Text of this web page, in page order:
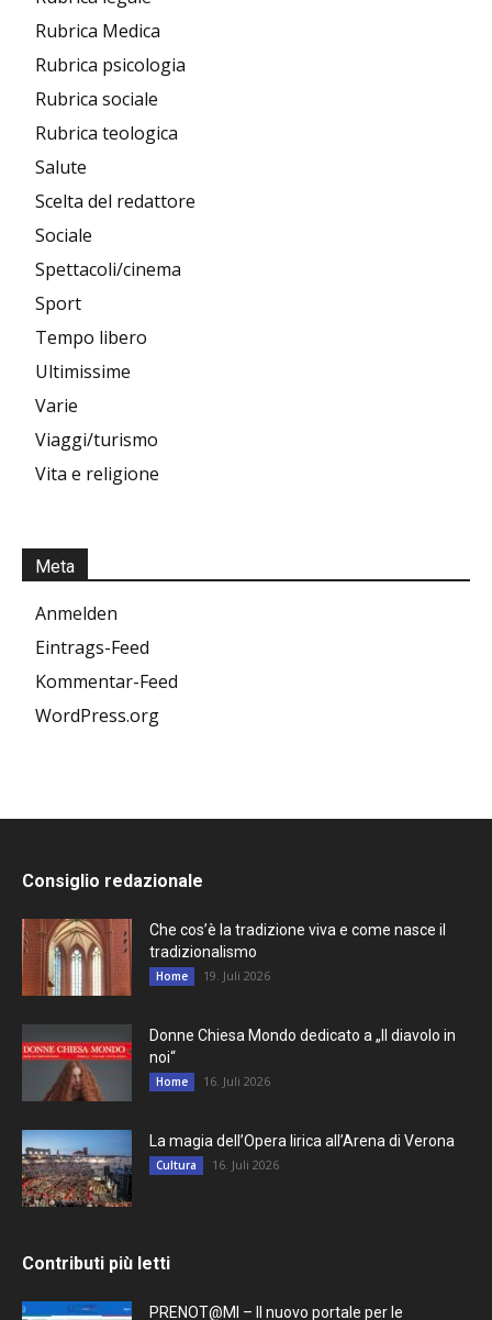
Rubrica Medica
Rubrica psicologia
Rubrica sociale
Rubrica teologica
Salute
Scelta del redattore
Sociale
Spettacoli/cinema
Sport
Tempo libero
Ultimissime
Varie
Viaggi/turismo
Vita e religione
Meta
Anmelden
Eintrags-Feed
Kommentar-Feed
WordPress.org
Consiglio redazionale
Che cos’è la tradizione viva e come nasce il
tradizionalismo
Home 19. Juli 2026
Donne Chiesa Mondo dedicato a „Il diavolo in
noi“
Home 16. Juli 2026
La magia dell’Opera lirica all’Arena di Verona
Cultura 16. Juli 2026
Contributi più letti
PRENOT@MI – Il nuovo portale per le